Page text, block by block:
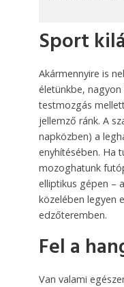
Sport
Akármennyire is
életünkbe,
testmozgás
jellemző ránk. A
napközben) a
enyhítésében. Ha
mozoghatunk
elliptikus gépen –
közelében legyen
edzőteremben.
Fel a
Van valami